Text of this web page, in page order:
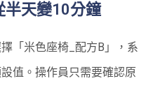
半天變10分鐘
米色座椅_配方B」，系
值。操作員只需要確認原